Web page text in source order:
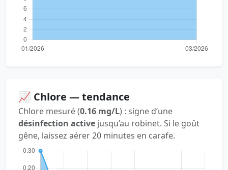
📈 Chlore — tendance
Chlore mesuré (0.16 mg/L) : signe d’une
désinfection active jusqu’au robinet. Si le goût
gêne, laissez aérer 20 minutes en carafe.